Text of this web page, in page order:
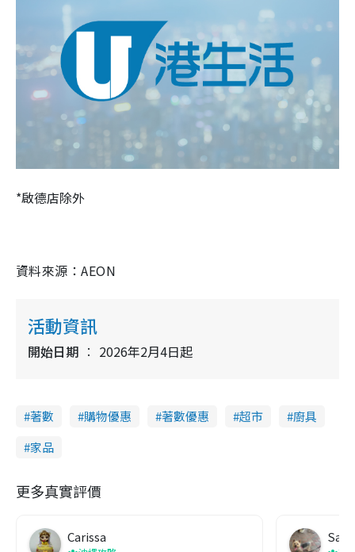
*啟德店除外
資料來源：AEON
活動資訊
開始日期 2026年2月4日起
著數 購物優惠 著數優惠 超市
廚具
家品
更多真實評價
Carissa